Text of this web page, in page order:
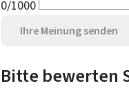
0/1000
Ihre Meinung senden
Bitte bewerten